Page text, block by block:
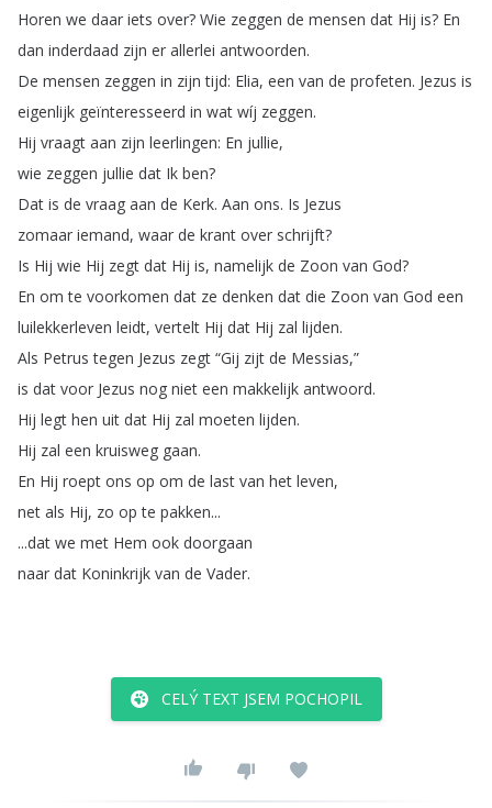
Horen we daar iets over? Wie zeggen de mensen dat Hij is? En
dan inderdaad zijn er allerlei antwoorden.
De mensen zeggen in zijn tijd: Elia, een van de profeten. Jezus is
eigenlijk geïnteresseerd in wat wíj zeggen.
Hij vraagt aan zijn leerlingen: En jullie,
wie zeggen jullie dat Ik ben?
Dat is de vraag aan de Kerk. Aan ons. Is Jezus
zomaar iemand, waar de krant over schrijft?
Is Hij wie Hij zegt dat Hij is, namelijk de Zoon van God?
En om te voorkomen dat ze denken dat die Zoon van God een
luilekkerleven leidt, vertelt Hij dat Hij zal lijden.
Als Petrus tegen Jezus zegt “Gij zijt de Messias,”
is dat voor Jezus nog niet een makkelijk antwoord.
Hij legt hen uit dat Hij zal moeten lijden.
Hij zal een kruisweg gaan.
En Hij roept ons op om de last van het leven,
net als Hij, zo op te pakken...
...dat we met Hem ook doorgaan
naar dat Koninkrijk van de Vader.
CELÝ TEXT JSEM POCHOPIL